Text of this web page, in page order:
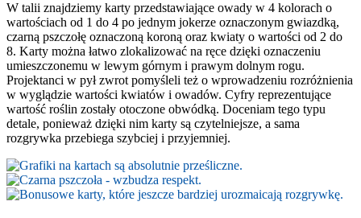
W talii znajdziemy karty przedstawiające owady w 4 kolorach o
wartościach od 1 do 4 po jednym jokerze oznaczonym gwiazdką,
czarną pszczołę oznaczoną koroną oraz kwiaty o wartości od 2 do
8. Karty można łatwo zlokalizować na ręce dzięki oznaczeniu
umieszczonemu w lewym górnym i prawym dolnym rogu.
Projektanci w pył zwrot pomyśleli też o wprowadzeniu rozróżnienia
w wyglądzie wartości kwiatów i owadów. Cyfry reprezentujące
wartość roślin zostały otoczone obwódką. Doceniam tego typu
detale, ponieważ dzięki nim karty są czytelniejsze, a sama
rozgrywka przebiega szybciej i przyjemniej.